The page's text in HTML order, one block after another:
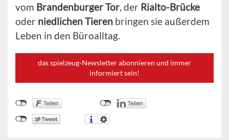
vom Brandenburger Tor, der Rialto-Brücke
oder niedlichen Tieren bringen sie außerdem
Leben in den Büroalltag.
das spielzeug-Newsletter abonnieren und immer
informiert sein!